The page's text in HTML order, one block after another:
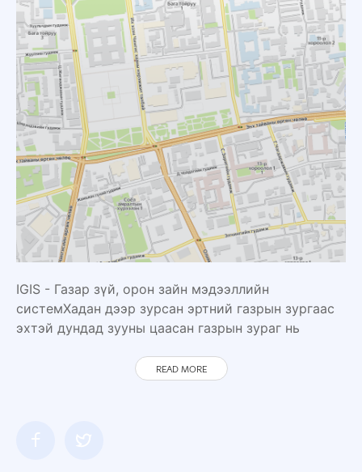
IGIS - Газар зүй, орон зайн мэдээллийн
системХадан дээр зурсан эртний газрын зургаас
эхтэй дундад зууны цаасан газрын зураг нь
READ MORE